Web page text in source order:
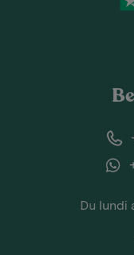
Du lundi